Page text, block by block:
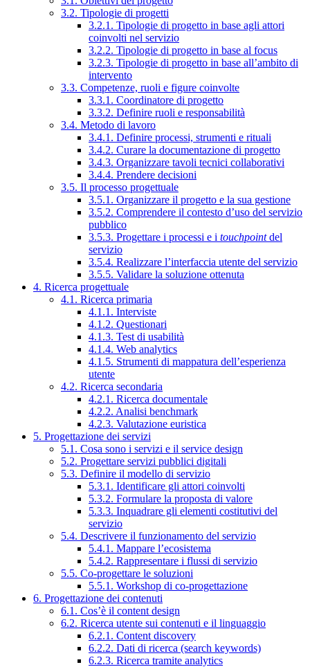
3.2. Tipologie di progetti
3.2.1. Tipologie di progetto in base agli attori
coinvolti nel servizio
3.2.2. Tipologie di progetto in base al focus
3.2.3. Tipologie di progetto in base all’ambito di
intervento
3.3. Competenze, ruoli e figure coinvolte
3.3.1. Coordinatore di progetto
3.3.2. Definire ruoli e responsabilità
3.4. Metodo di lavoro
3.4.1. Definire processi, strumenti e rituali
3.4.2. Curare la documentazione di progetto
3.4.3. Organizzare tavoli tecnici collaborativi
3.4.4. Prendere decisioni
3.5. Il processo progettuale
3.5.1. Organizzare il progetto e la sua gestione
3.5.2. Comprendere il contesto d’uso del servizio
pubblico
3.5.3. Progettare i processi e i touchpointdel
servizio
3.5.4. Realizzare l’interfaccia utente del servizio
3.5.5. Validare la soluzione ottenuta
4. Ricerca progettuale
4.1. Ricerca primaria
4.1.1. Interviste
4.1.2. Questionari
4.1.3. Test di usabilità
4.1.4. Web analytics
4.1.5. Strumenti di mappatura dell’esperienza
utente
4.2. Ricerca secondaria
4.2.1. Ricerca documentale
4.2.2. Analisi benchmark
4.2.3. Valutazione euristica
5. Progettazione dei servizi
5.1. Cosa sono i servizi e il service design
5.2. Progettare servizi pubblici digitali
5.3. Definire il modello di servizio
5.3.1. Identificare gli attori coinvolti
5.3.2. Formulare la proposta di valore
5.3.3. Inquadrare gli elementi costitutivi del
servizio
5.4. Descrivere il funzionamento del servizio
5.4.1. Mappare l’ecosistema
5.4.2. Rappresentare i flussi di servizio
5.5. Co-progettare le soluzioni
5.5.1. Workshop di co-progettazione
6. Progettazione dei contenuti
6.1. Cos’è il content design
6.2. Ricerca utente sui contenuti e il linguaggio
6.2.1. Content discovery
6.2.2. Dati di ricerca (search keywords)
6.2.3. Ricerca tramite analytics